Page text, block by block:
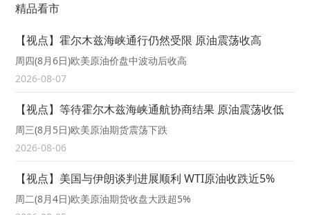
精品看市
【视点】霍尔木兹海峡通行仍然受限 原油震荡收高
周四(8月6日)欧美原油价盘中波动后收高
2026-08-07
【视点】等待霍尔木兹海峡通航协商结果 原油震荡收低
周三(8月5日)欧美原油期货震荡下跌
2026-08-06
【视点】美国与伊朗谈判进展顺利 WTI原油收跌近5%
周二(8月4日)欧美原油期货收盘大跌超5%